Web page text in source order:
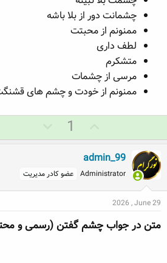
چشمانت دور از بلا باشه
ممنونم از محبتت
لطف داری
متشکرم
مرسی از چشمات
ممنونم از خودت و چشم های
ا
ی
م
ب
ت
1
ا
م
ن
ف
admin_99
Administrator عضو کادر مدیریت
2026 , June 29
متن در جواب چشم گفتن (رسمی و